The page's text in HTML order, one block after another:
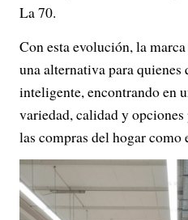
La 70.
Con esta evolución, la
una alternativa para
inteligente, encontrando en
variedad, calidad y
las compras del hogar como